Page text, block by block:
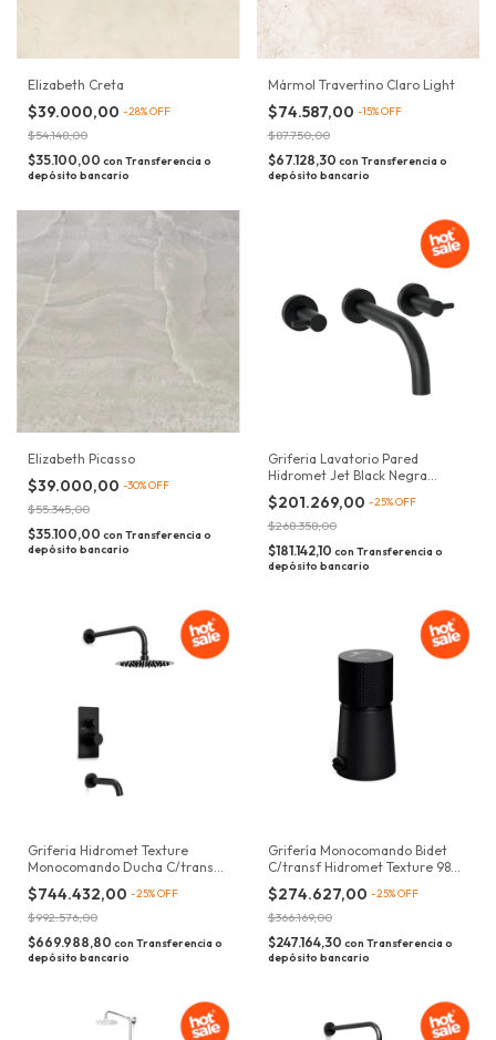
Elizabeth Creta
$39.000,00 -28%OFF
$54.148,00
$35.100,00 con Transferencia o
depósito bancario
Mármol Travertino Claro Light
$74.587,00 -15%OFF
$87.750,00
$67.128,30 con Transferencia o
depósito bancario
Elizabeth Picasso
$39.000,00 -30%OFF
$55.345,00
$35.100,00 con Transferencia o
depósito bancario
Griferia Lavatorio Pared
Hidromet Jet Black Negra
03780
$201.269,00 -25%OFF
$268.358,00
$181.142,10 con Transferencia o
depósito bancario
Griferia Hidromet Texture
Monocomando Ducha C/transf
Negra 9803
$744.432,00 -25%OFF
$992.576,00
$669.988,80 con Transferencia o
depósito bancario
Grifería Monocomando Bidet
C/transf Hidromet Texture 9802
Black
$274.627,00 -25%OFF
$366.169,00
$247.164,30 con Transferencia o
depósito bancario